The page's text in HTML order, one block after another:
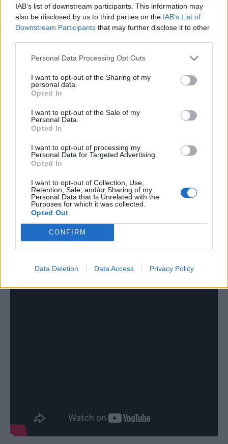
IAB’s list of downstream participants. This information may
also be disclosed by us to third parties on the IAB’s List of
Downstream Participants that may further disclose it to other
Personal Data Processing Opt Outs
I want to opt-out of the Sharing of my
personal data.
Opted In
I want to opt-out of the Sale of my
Personal Data.
Opted In
I want to opt-out of processing my
Personal Data for Targeted Advertising.
Opted In
I want to opt-out of Collection, Use,
Retention, Sale, and/or Sharing of my
Personal Data that Is Unrelated with the
Purposes for which it was collected.
Opted Out
CONFIRM
Data Deletion Data Access Privacy Policy
campaign, ενώ το multiplayer θα έπρεπε να
συμβάδιζεπεραιτέρω με την φιλοσοφία της
δεν έχει προστεθεί online mode για τα πολύ
άτολμο multiplayerόμως, το Infinite Warfare
προσφέρει πάρα πολλά για να το αγνοήσετε,
ειδικά αν βάλετε στο χέρι σας την έκδοση
Legacy που σας δίνει και το Remaster του
Modern Warfare.
ActivisionΔιάθεση: IGE